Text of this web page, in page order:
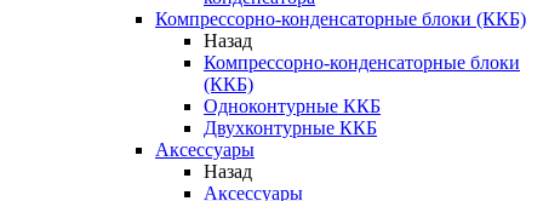
Компрессорно-конденсаторные блоки (ККБ)
Назад
Компрессорно-конденсаторные блоки
(ККБ)
Одноконтурные ККБ
Двухконтурные ККБ
Аксессуары
Назад
Аксессуары